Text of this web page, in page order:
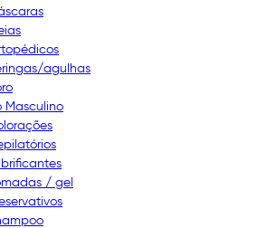
agulhas
Masculino
/ gel